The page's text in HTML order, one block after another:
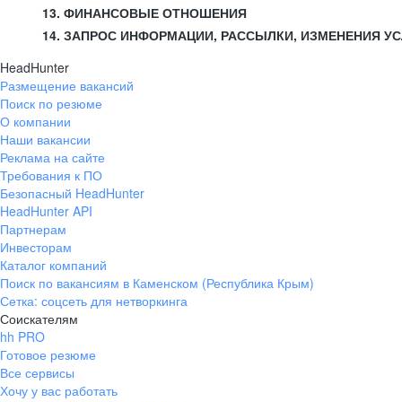
13. ФИНАНСОВЫЕ ОТНОШЕНИЯ
14. ЗАПРОС ИНФОРМАЦИИ, РАССЫЛКИ, ИЗМЕНЕНИЯ
HeadHunter
Размещение вакансий
Поиск по резюме
О компании
Наши вакансии
Реклама на сайте
Требования к ПО
Безопасный HeadHunter
HeadHunter API
Партнерам
Инвесторам
Каталог компаний
Поиск по вакансиям в Каменском (Республика Крым)
Сетка: соцсеть для нетворкинга
Соискателям
hh PRO
Готовое резюме
Все сервисы
Хочу у вас работать